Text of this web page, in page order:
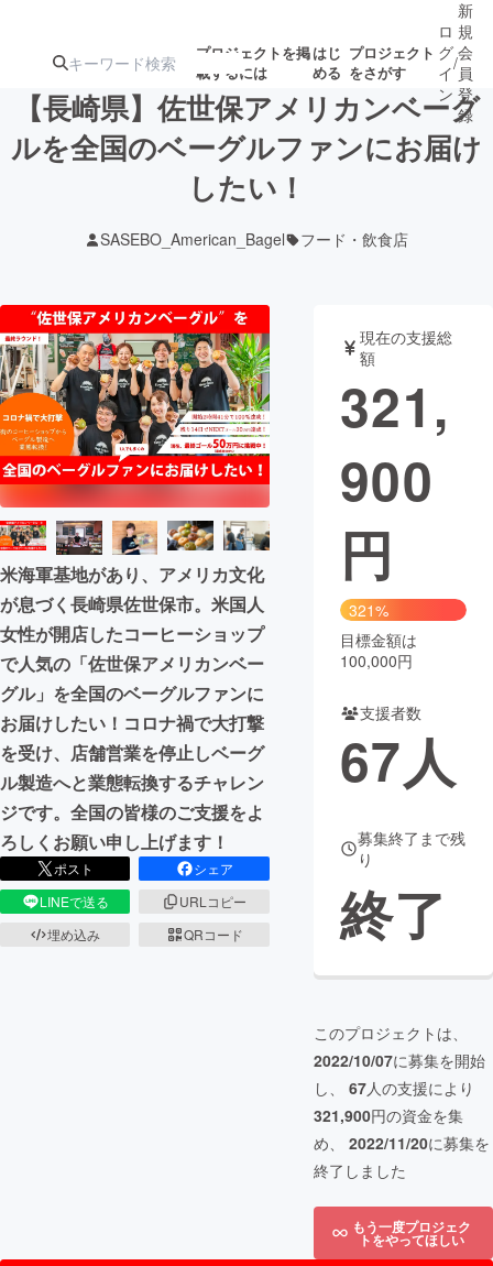
プロジェクトを掲
載するには
はじ
める
プロジェクト
をさがす
注目の新着プロ 募集終了が近いプ
テクノロジー・ガジェット
映像・映画 書籍・雑誌
ビジネス・起業 チャレンジ
まちづくり・地域活性化
CAMPFIRE for Social Good
CAMPFIRE Creation
CAMPFIREふるさと納税machi-ya コミュニティ
ロ
グ
イ
ン
/
新
規
会
員
登
録
【長崎県】佐世保アメリカンベーグ
ルを全国のベーグルファンにお届け
したい！
SASEBO_American_Bagel フード・飲食店
米海軍基地があり、アメリカ文化
が息づく長崎県佐世保市。米国人
女性が開店したコーヒーショップ
で人気の「佐世保アメリカンベー
グル」を全国のベーグルファンに
お届けしたい！コロナ禍で大打撃
を受け、店舗営業を停止しベーグ
ル製造へと業態転換するチャレン
ジです。全国の皆様のご支援をよ
ろしくお願い申し上げます！
ポスト
シェア
LINEで送る
URLコピー
埋め込み
QRコード
現在の支援総
額
321,
900
円
321%
目標金額は
100,000円
支援者数
67人
募集終了まで残
り
終了
このプロジェクトは、
2022/10/07に募集を開始
し、 67人の支援により
321,900円の資金を集
め、 2022/11/20に募集を
終了しました
もう一度プロジェク
トをやってほしい